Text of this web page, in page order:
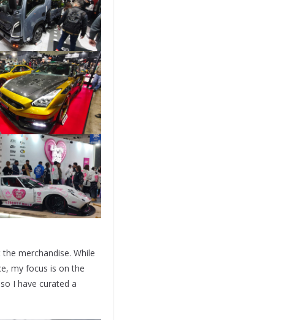
merchandise. While
my focus is on the
I have curated a